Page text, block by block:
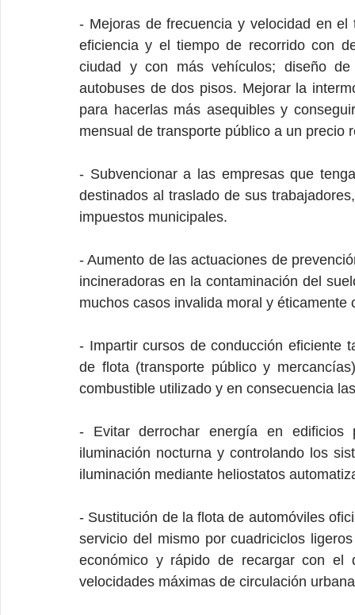
- Mejoras de frecuencia y velocidad en el
eficiencia y el tiempo de recorrido con
ciudad y con más vehículos; diseño
autobuses de dos pisos. Mejorar la
para hacerlas más asequibles y
mensual de transporte público a un precio
- Subvencionar a las empresas que
destinados al traslado de sus
impuestos municipales.
- Aumento de las actuaciones de
incineradoras en la contaminación del
muchos casos invalida moral y
- Impartir cursos de conducción eficiente
de flota (transporte público y
combustible utilizado y en consecuencia
- Evitar derrochar energía en edificios
iluminación nocturna y controlando los
iluminación mediante heliostatos
- Sustitución de la flota de automóviles
servicio del mismo por cuadriciclos
económico y rápido de recargar con el
velocidades máximas de circulación